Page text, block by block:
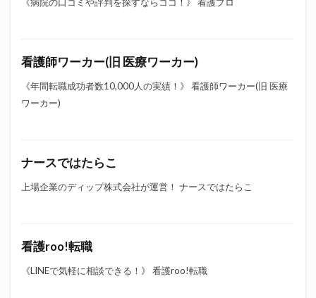
《病院の口コミや評判を探すならココ！》 看護プロ
看護師ワーカー(旧 医療ワーカー)
《年間転職成功者数10,000人の実績！》 看護師ワーカー(旧 医療
ワーカー)
ナースではたらこ
上場企業のディップ株式会社が運営！ ナースではたらこ
看護roo!転職
《LINEで気軽に相談できる！》 看護roo!転職